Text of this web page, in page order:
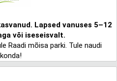
Lapsed vanuses 5–12
või iseseisvalt.
Raadi mõisa parki. Tule naudi